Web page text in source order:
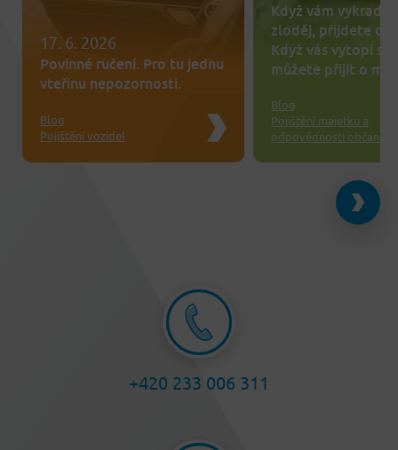
17. 6. 2026
Povinné ručení. Pro tu jednu
vteřinu nepozornosti.
Blog
Pojištění vozidel
Když vám vykrade
zloděj, přijdete o
Když vás vytopí
můžete přijít o
Blog
Pojištění majetku a
odpovědnosti občanů
+420 233 006 311